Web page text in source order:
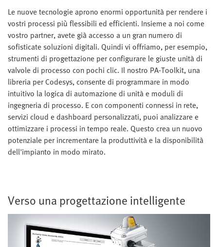
Le nuove tecnologie aprono enormi opportunità per rendere i
vostri processi più flessibili ed efficienti. Insieme a noi come
vostro partner, avete già accesso a un gran numero di
sofisticate soluzioni digitali. Quindi vi offriamo, per esempio,
strumenti di progettazione per configurare le giuste unità di
valvole di processo con pochi clic. Il nostro PA-Toolkit, una
libreria per Codesys, consente di programmare in modo
intuitivo la logica di automazione di unità e moduli di
ingegneria di processo. E con componenti connessi in rete,
servizi cloud e dashboard personalizzati, puoi analizzare e
ottimizzare i processi in tempo reale. Questo crea un nuovo
potenziale per incrementare la produttività e la disponibilità
dell'impianto in modo mirato.
Verso una progettazione intelligente